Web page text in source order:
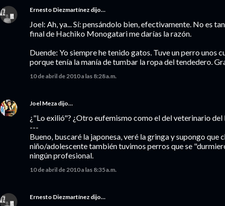
Ernesto Diezmartínez dijo…
Joel: Ah, ya... Sí: pensándolo bien, efectivamente. No es
final de Hachiko Monogatari me darías la razón.
Duende: Yo siempre he tenido gatos. Tuve un perro unos
porque tenía la manía de tumbar la ropa del tendedero.
10 de abril de 2010 a las 8:28 a.m.
Joel Meza dijo…
¿"Lo exilió"? ¿Otro eufemismo como el del veterinario del
---
Bueno, buscaré la japonesa, veré la gringa y supongo que
niño/adolescente también tuvimos perros que se
ningún profesional.
10 de abril de 2010 a las 8:35 a.m.
Ernesto Diezmartínez dijo…